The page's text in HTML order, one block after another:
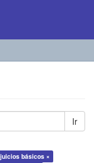
Ir
básicos ×